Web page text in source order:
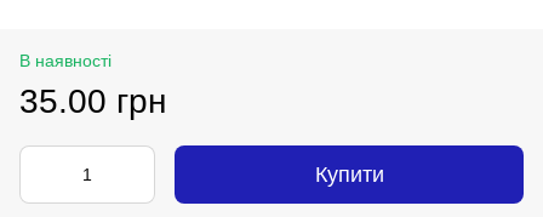
В наявності
35.00 грн
Купити